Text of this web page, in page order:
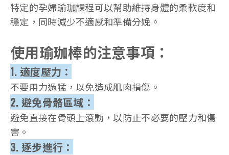
特定的孕婦瑜珈課程可以幫助維持身體的柔軟度和
穩定，同時減少不適感和準備分娩。
使用瑜珈棒的注意事項：
1. 適度壓力：
不要用力過猛，以免造成肌肉損傷。
2. 避免骨骼區域：
避免直接在骨頭上滾動，以防止不必要的壓力和傷
害。
3. 逐步進行：